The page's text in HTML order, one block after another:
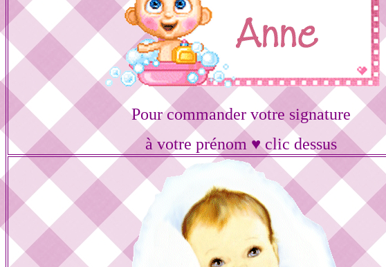
Pour commander votre signature
à votre prénom ♥ clic dessus